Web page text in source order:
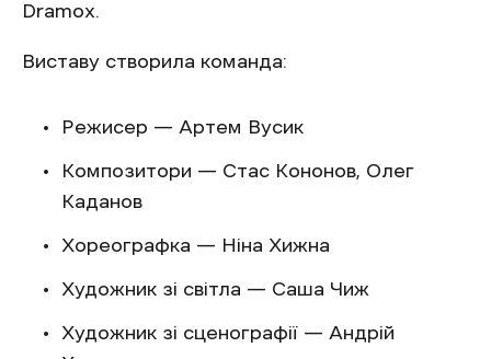
Dramox.
Виставу створила команда:
Режисер — Артем Вусик
Композитори — Стас Кононов, Олег
Каданов
Хореографка — Ніна Хижна
Художник зі світла — Саша Чиж
Художник зі сценографії — Андрій